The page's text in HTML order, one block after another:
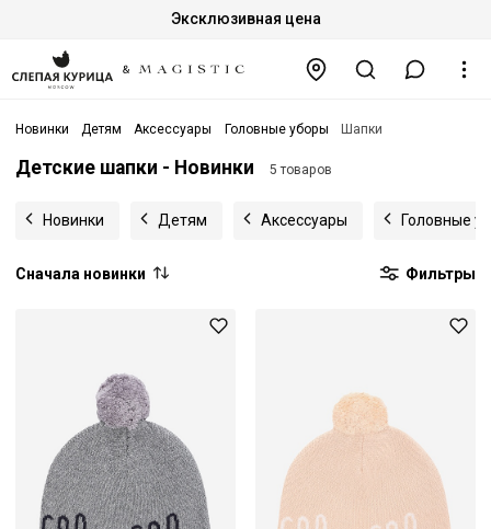
Эксклюзивная цена
Новинки Детям Аксессуары Головные уборы Шапки
Детские шапки - Новинки 5 товаров
Новинки Детям Аксессуары Головные
Сначала новинки Фильтры